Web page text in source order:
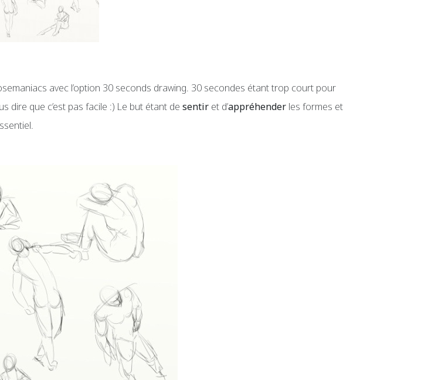
avec l’option 30 seconds drawing. 30 secondes étant trop court pour
dire que c’est pas facile :) Le but étant de sentir et d’appréhender les formes et